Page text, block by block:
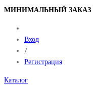
МИНИМАЛЬНЫЙ ЗАКАЗ
Вход
/
Регистрация
Каталог